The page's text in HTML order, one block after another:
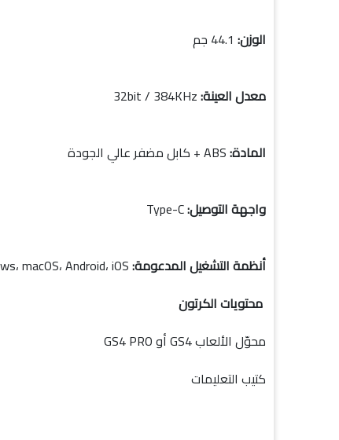
الوزن:44.1 جم
معدل العينة:32bit / 384KHz
المادة:ABS + كابل مضفر عالي الجودة
واجهة التوصيل:Type-C
أنظمة التشغيل المدعومة:Windows، macOS، Android، iOS
محتويات الكرتون
محوّل الألعاب GS4 أو GS4 PRO
كتيب التعليمات